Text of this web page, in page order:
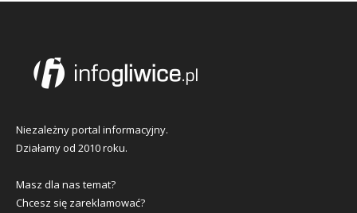
Niezależny portal informacyjny.
Działamy od 2010 roku.
Masz dla nas temat?
Chcesz się zareklamować?